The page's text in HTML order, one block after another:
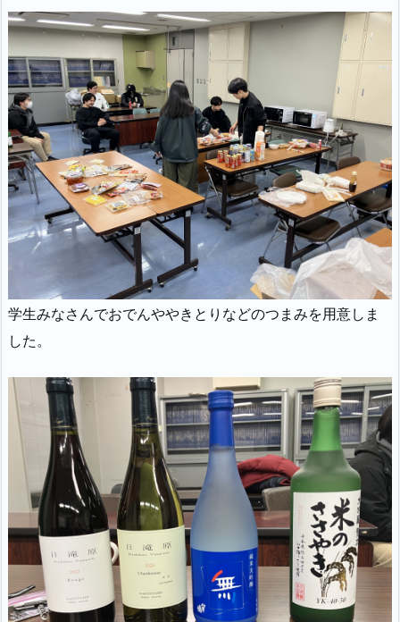
学生みなさんでおでんややきとりなどのつまみを用意しま
した。